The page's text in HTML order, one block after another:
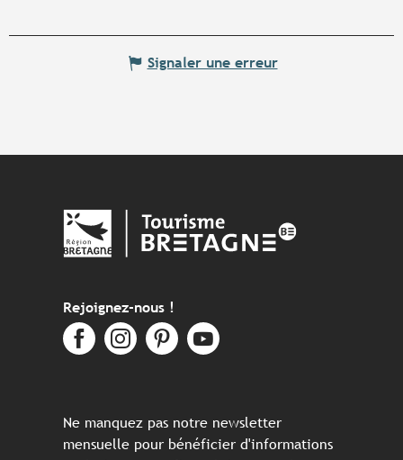
Signaler une erreur
Rejoignez-nous !
Ne manquez pas notre newsletter
mensuelle pour bénéficier d'informations